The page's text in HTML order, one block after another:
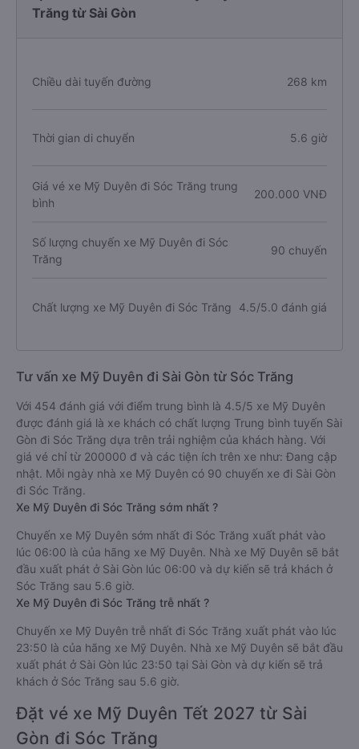
Trăng từ Sài Gòn
Chiều dài tuyến đường 268 km
Thời gian di chuyển 5.6 giờ
Giá vé xe Mỹ Duyên đi Sóc Trăng trung
bình
200.000 VNĐ
Số lượng chuyến xe Mỹ Duyên đi Sóc
Trăng
90 chuyến
Chất lượng xe Mỹ Duyên đi Sóc Trăng 4.5/5.0 đánh giá
Tư vấn xe Mỹ Duyên đi Sài Gòn từ Sóc Trăng
Với 454 đánh giá với điểm trung bình là 4.5/5 xe Mỹ Duyên
được đánh giá là xe khách có chất lượng Trung bình tuyến Sài
Gòn đi Sóc Trăng dựa trên trải nghiệm của khách hàng. Với
giá vé chỉ từ 200000 đ và các tiện ích trên xe như: Đang cập
nhật. Mỗi ngày nhà xe Mỹ Duyên có 90 chuyến xe đi Sài Gòn
đi Sóc Trăng.
Xe Mỹ Duyên đi Sóc Trăng sớm nhất ?
Chuyến xe Mỹ Duyên sớm nhất đi Sóc Trăng xuất phát vào
lúc 06:00 là của hãng xe Mỹ Duyên. Nhà xe Mỹ Duyên sẽ bắt
đầu xuất phát ở Sài Gòn lúc 06:00 và dự kiến sẽ trả khách ở
Sóc Trăng sau 5.6 giờ.
Xe Mỹ Duyên đi Sóc Trăng trễ nhất ?
Chuyến xe Mỹ Duyên trễ nhất đi Sóc Trăng xuất phát vào lúc
23:50 là của hãng xe Mỹ Duyên. Nhà xe Mỹ Duyên sẽ bắt đầu
xuất phát ở Sài Gòn lúc 23:50 tại Sài Gòn và dự kiến sẽ trả
khách ở Sóc Trăng sau 5.6 giờ.
Đặt vé xe Mỹ Duyên Tết 2027 từ Sài
Gòn đi Sóc Trăng